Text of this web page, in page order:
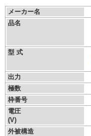
メーカー名
品名
型 式
出力
極数
枠番号
電圧
(V)
外被構造